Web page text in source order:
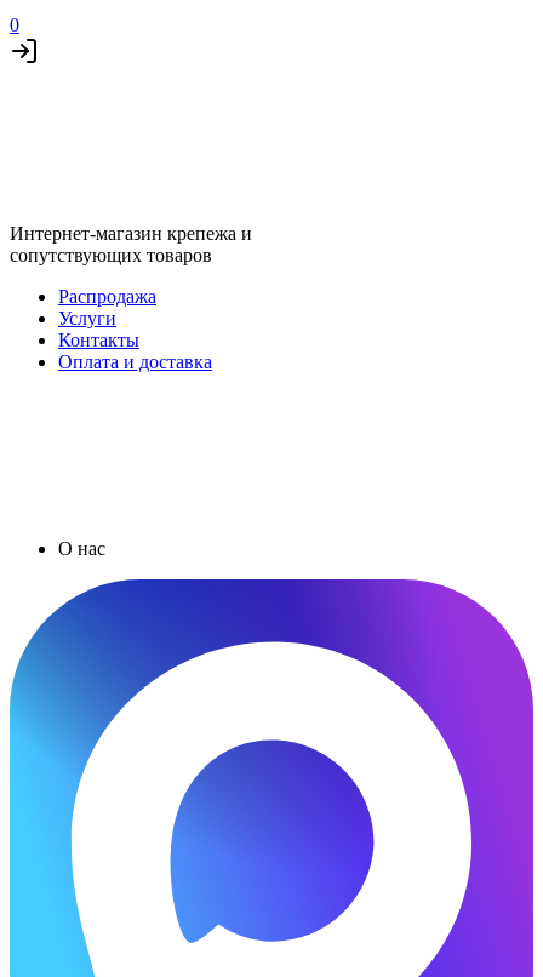
0
Интернет-магазин крепежа и
сопутствующих товаров
Распродажа
Услуги
Контакты
Оплата и доставка
О нас